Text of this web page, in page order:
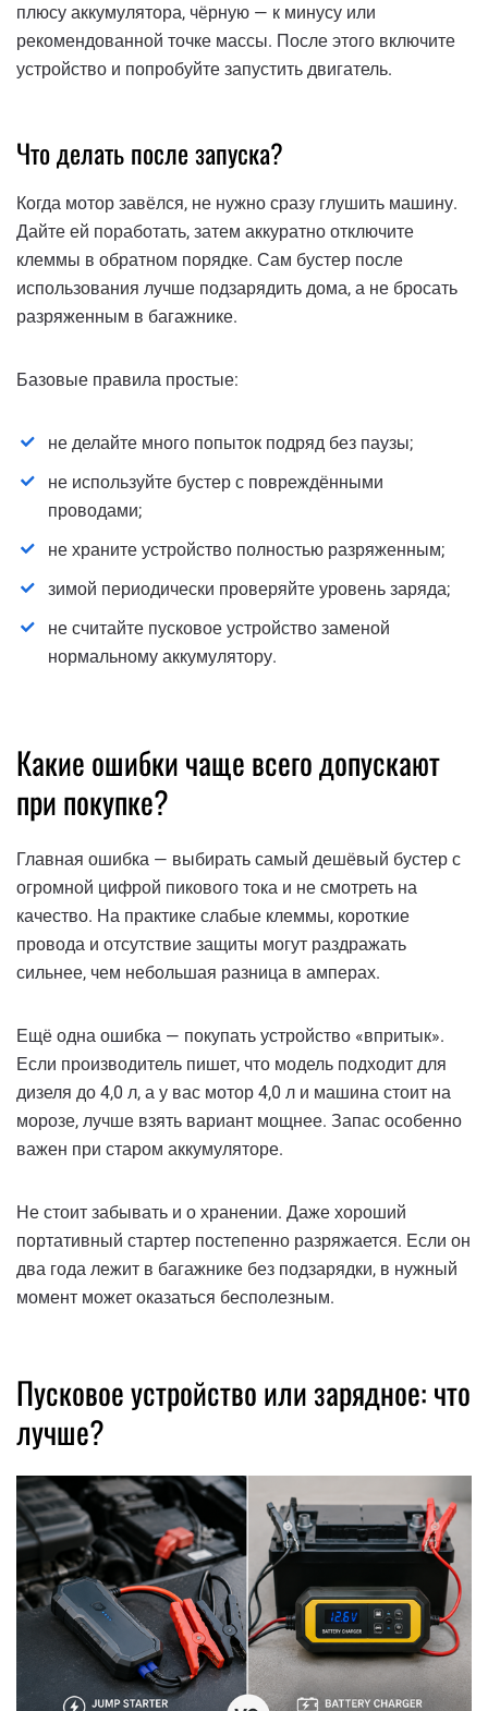
плюсу аккумулятора, чёрную — к минусу или
рекомендованной точке массы. После этого включите
устройство и попробуйте запустить двигатель.
Что делать после запуска?
Когда мотор завёлся, не нужно сразу глушить машину.
Дайте ей поработать, затем аккуратно отключите
клеммы в обратном порядке. Сам бустер после
использования лучше подзарядить дома, а не бросать
разряженным в багажнике.
Базовые правила простые:
не делайте много попыток подряд без паузы;
не используйте бустер с повреждёнными
проводами;
не храните устройство полностью разряженным;
зимой периодически проверяйте уровень заряда;
не считайте пусковое устройство заменой
нормальному аккумулятору.
Какие ошибки чаще всего допускают
при покупке?
Главная ошибка — выбирать самый дешёвый бустер с
огромной цифрой пикового тока и не смотреть на
качество. На практике слабые клеммы, короткие
провода и отсутствие защиты могут раздражать
сильнее, чем небольшая разница в амперах.
Ещё одна ошибка — покупать устройство «впритык».
Если производитель пишет, что модель подходит для
дизеля до 4,0 л, а у вас мотор 4,0 л и машина стоит на
морозе, лучше взять вариант мощнее. Запас особенно
важен при старом аккумуляторе.
Не стоит забывать и о хранении. Даже хороший
портативный стартер постепенно разряжается. Если он
два года лежит в багажнике без подзарядки, в нужный
момент может оказаться бесполезным.
Пусковое устройство или зарядное: что
лучше?